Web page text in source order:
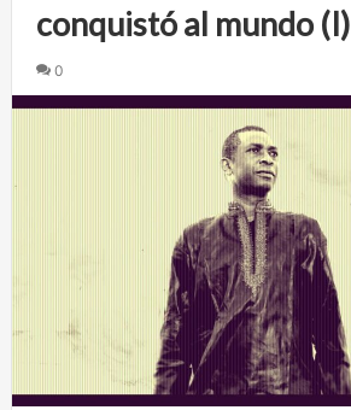
conquistó al mundo (I)
0